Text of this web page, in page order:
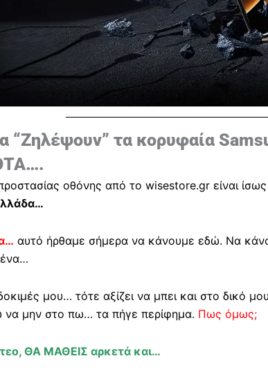
“Ζηλέψουν” τα κορυφαία
οθόνης από το wisestore.gr είναι ίσως
αυτό ήρθαμε σήμερα να κάνουμε εδώ. Να
ένα…
μου… τότε αξίζει να μπει και στο δικό
να μην στο πω… τα πήγε περίφημα. Πως όμως;
ΘΑ ΜΑΘΕΙΣ αρκετά και…